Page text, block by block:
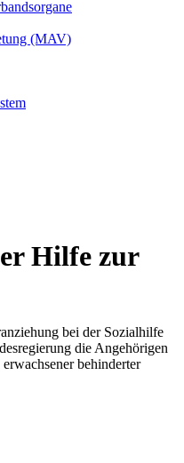
(MAV)
Hilfe zur
bei der Sozialhilfe
die Angehörigen
behinderter